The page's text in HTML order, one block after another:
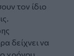
τον ίδιο
δείχνει να